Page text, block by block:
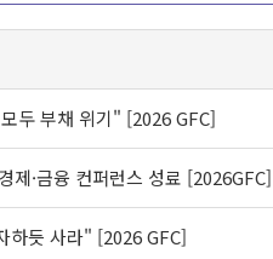
두 부채 위기" [2026 GFC]
제·금융 컨퍼런스 성료 [2026GFC]
하듯 사라" [2026 GFC]